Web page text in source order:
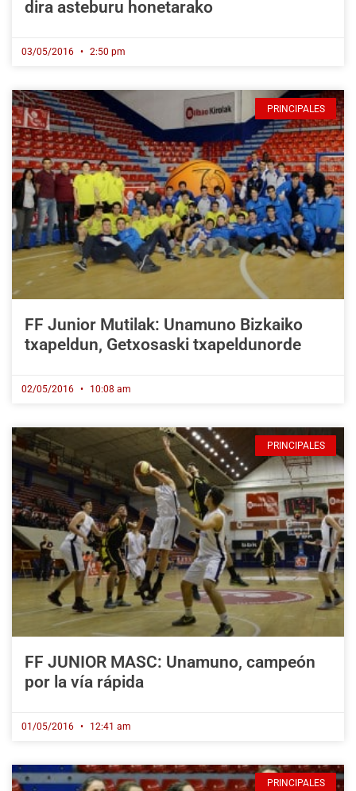
dira asteburu honetarako
03/05/2016 2:50 pm
PRINCIPALES
FF Junior Mutilak: Unamuno Bizkaiko
txapeldun, Getxosaski txapeldunorde
02/05/2016 10:08 am
PRINCIPALES
FF JUNIOR MASC: Unamuno, campeón
por la vía rápida
01/05/2016 12:41 am
PRINCIPALES